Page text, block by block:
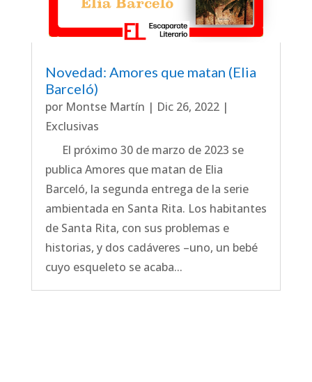
Novedad: Amores que matan (Elia
Barceló)
por Montse Martín | Dic 26, 2022|
Exclusivas
El próximo 30 de marzo de 2023 se
publica Amores que matan de Elia
Barceló, la segunda entrega de la serie
ambientada en Santa Rita. Los habitantes
de Santa Rita, con sus problemas e
historias, y dos cadáveres –uno, un bebé
cuyo esqueleto se acaba...